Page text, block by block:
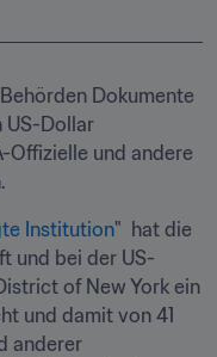
Dokumente
US-Dollar
Offizielle und andere
Institution"  hat die
und bei der US-
of New York ein
und damit von 41
anderer